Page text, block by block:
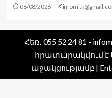
08/08/2026
Հեռ․ 055 52 24 81 -
հրատարակվում
աջակցությամբ |